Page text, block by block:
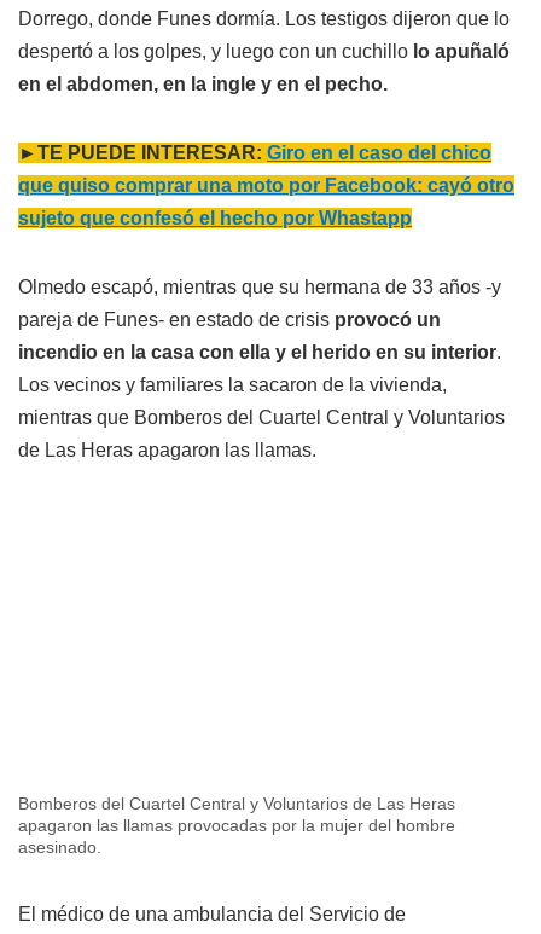
Dorrego, donde Funes dormía. Los testigos dijeron que lo
despertó a los golpes, y luego con un cuchillo lo apuñaló
en el abdomen, en la ingle y en el pecho.
►TE PUEDE INTERESAR: Giro en el caso del chico
que quiso comprar una moto por Facebook: cayó otro
sujeto que confesó el hecho por Whastapp
Olmedo escapó, mientras que su hermana de 33 años -y
pareja de Funes- en estado de crisis provocó un
incendio en la casa con ella y el herido en su interior.
Los vecinos y familiares la sacaron de la vivienda,
mientras que Bomberos del Cuartel Central y Voluntarios
de Las Heras apagaron las llamas.
Bomberos del Cuartel Central y Voluntarios de Las Heras
apagaron las llamas provocadas por la mujer del hombre
asesinado.
El médico de una ambulancia del Servicio de